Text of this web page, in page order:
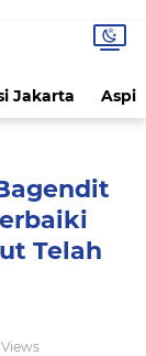
Jakarta
Telah